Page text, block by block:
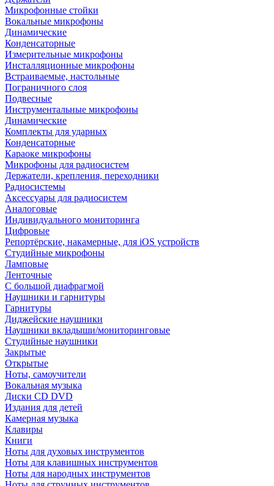
Микрофонные стойки
Вокальные микрофоны
Динамические
Конденсаторные
Измерительные микрофоны
Инсталляционные микрофоны
Встраиваемые, настольные
Пограничного слоя
Подвесные
Инструментальные микрофоны
Динамические
Комплекты для ударных
Конденсаторные
Караоке микрофоны
Микрофоны для радиосистем
Держатели, крепления, переходники
Радиосистемы
Аксессуары для радиосистем
Аналоговые
Индивидуального мониторинга
Цифровые
Репортёрские, накамерные, для iOS устройств
Студийные микрофоны
Ламповые
Ленточные
С большой диафрагмой
Наушники и гарнитуры
Гарнитуры
Диджейские наушники
Наушники вкладыши/мониторинговые
Студийные наушники
Закрытые
Открытые
Ноты, самоучители
Вокальная музыка
Диски CD DVD
Издания для детей
Камерная музыка
Клавиры
Книги
Ноты для духовых инструментов
Ноты для клавишных инструментов
Ноты для народных инструментов